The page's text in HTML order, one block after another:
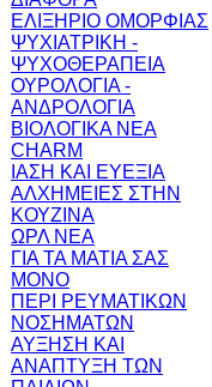
ΕΛΙΞΗΡΙΟ ΟΜΟΡΦΙΑΣ
ΨΥΧΙΑΤΡΙΚΗ -
ΨΥΧΟΘΕΡΑΠΕΙΑ
ΟΥΡΟΛΟΓΙΑ -
ΑΝΔΡΟΛΟΓΙΑ
ΒΙΟΛΟΓΙΚΑ ΝΕΑ
CHARM
ΙΑΣΗ ΚΑΙ ΕΥΕΞΙΑ
ΑΛΧΗΜΕΙΕΣ ΣΤΗΝ
ΚΟΥΖΙΝΑ
ΩΡΛ ΝEA
ΓΙΑ ΤΑ ΜΑΤΙΑ ΣΑΣ
ΜΟΝΟ
ΠΕΡΙ ΡΕΥΜΑΤΙΚΩΝ
ΝΟΣΗΜΑΤΩΝ
ΑΥΞΗΣΗ ΚΑΙ
ΑΝΑΠΤΥΞΗ ΤΩΝ